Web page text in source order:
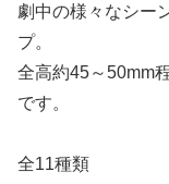
劇中の様々なシー
プ。
全高約45～50mm
です。
全11種類